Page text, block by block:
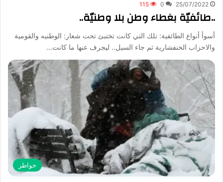
25/07/2022
0
115
..طائفيّة بغطاء وطن بلا وطنيّة..
أسوأ أنواع الطائفية: تلك التي كانت تختبئ تحت شعار: الوطنيه والقومية
والاحزاب الخنفشارية ثم جاء السيل.. ليجرف عنها ما كانت…
خواطر